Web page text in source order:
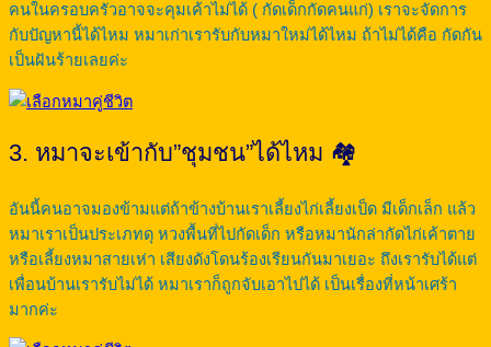
คนในครอบครัวอาจจะคุมเค้าไม่ได้ ( กัดเด็กกัดคนแก่) เราจะจัดการ
กับปัญหานี้ได้ไหม หมาเก่าเรารับกับหมาใหม่ได้ไหม ถ้าไม่ได้คือ กัดกัน
เป็นฝันร้ายเลยค่ะ
3. หมาจะเข้ากับ”ชุมชน”ได้ไหม 🏘
อันนี้คนอาจมองข้ามแต่ถ้าข้างบ้านเราเลี้ยงไก่เลี้ยงเป็ด มีเด็กเล็ก แล้ว
หมาเราเป็นประเภทดุ หวงพื้นที่ไปกัดเด็ก หรือหมานักล่ากัดไก่เค้าตาย
หรือเลี้ยงหมาสายเห่า เสียงดังโดนร้องเรียนกันมาเยอะ ถึงเรารับได้แต่
เพื่อนบ้านเรารับไม่ได้ หมาเราก็ถูกจับเอาไปได้ เป็นเรื่องที่หน้าเศร้า
มากค่ะ